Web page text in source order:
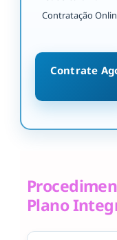
Contratação
Contrate
Plano